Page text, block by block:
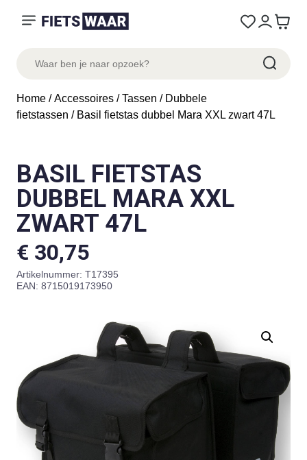
Home /Accessoires /Tassen / Dubbele
fietstassen / Basil fietstas dubbel Mara XXL zwart 47L
BASIL FIETSTAS
DUBBEL MARA XXL
ZWART 47L
€ 30,75
Artikelnummer: T17395
EAN: 8715019173950